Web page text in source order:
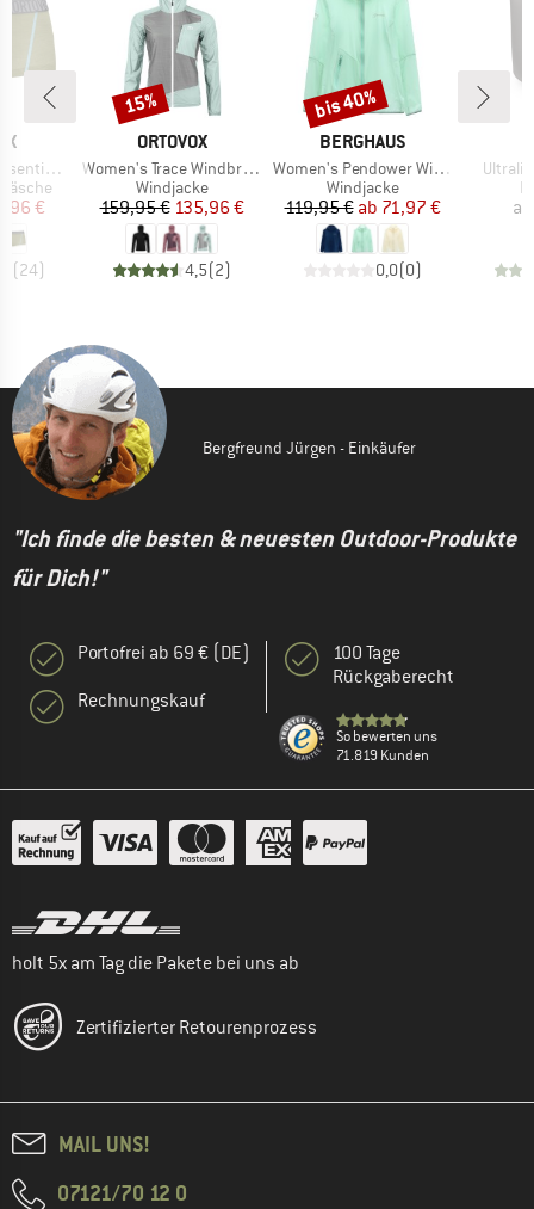
Pants
Preis
€
(24)
MARKE
ORTOVOX
Artikel
Women's Trace Windbreaker Jacket
Produktgruppe
Windjacke
Preis
159,95 €reduzierter Preis
135,96 €
4,5(2)
Rabatt
15%
MARKE
BERGHAUS
Artikel
Women's Pendower Wind Jacket AF
Produktgruppe
Windjacke
Preis
119,95 € reduzierter Preis
ab 71,97 €
0,0(0)
Rabatt
bis 40%
Artikel
ab
Bergfreund Jürgen - Einkäufer
"Ich finde die besten & neuesten Outdoor-Produkte
für Dich!"
Portofrei ab 69 € (DE)
Rechnungskauf
100 Tage
Rückgaberecht
So bewerten uns
71.819 Kunden
holt 5x am Tag die Pakete bei uns ab
Zertifizierter Retourenprozess
MAIL UNS!
07121/70 12 0